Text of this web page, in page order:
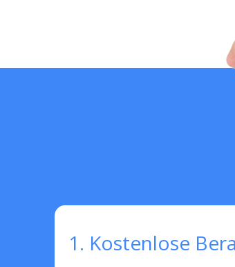
1. Kostenlose